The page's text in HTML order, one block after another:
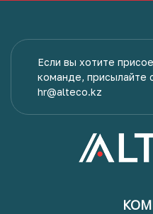
Если вы хотите
команде, присылайте
hr@alteco.kz